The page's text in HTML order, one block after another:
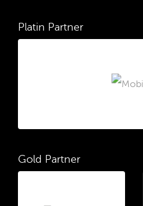
Platin Partner
Gold Partner